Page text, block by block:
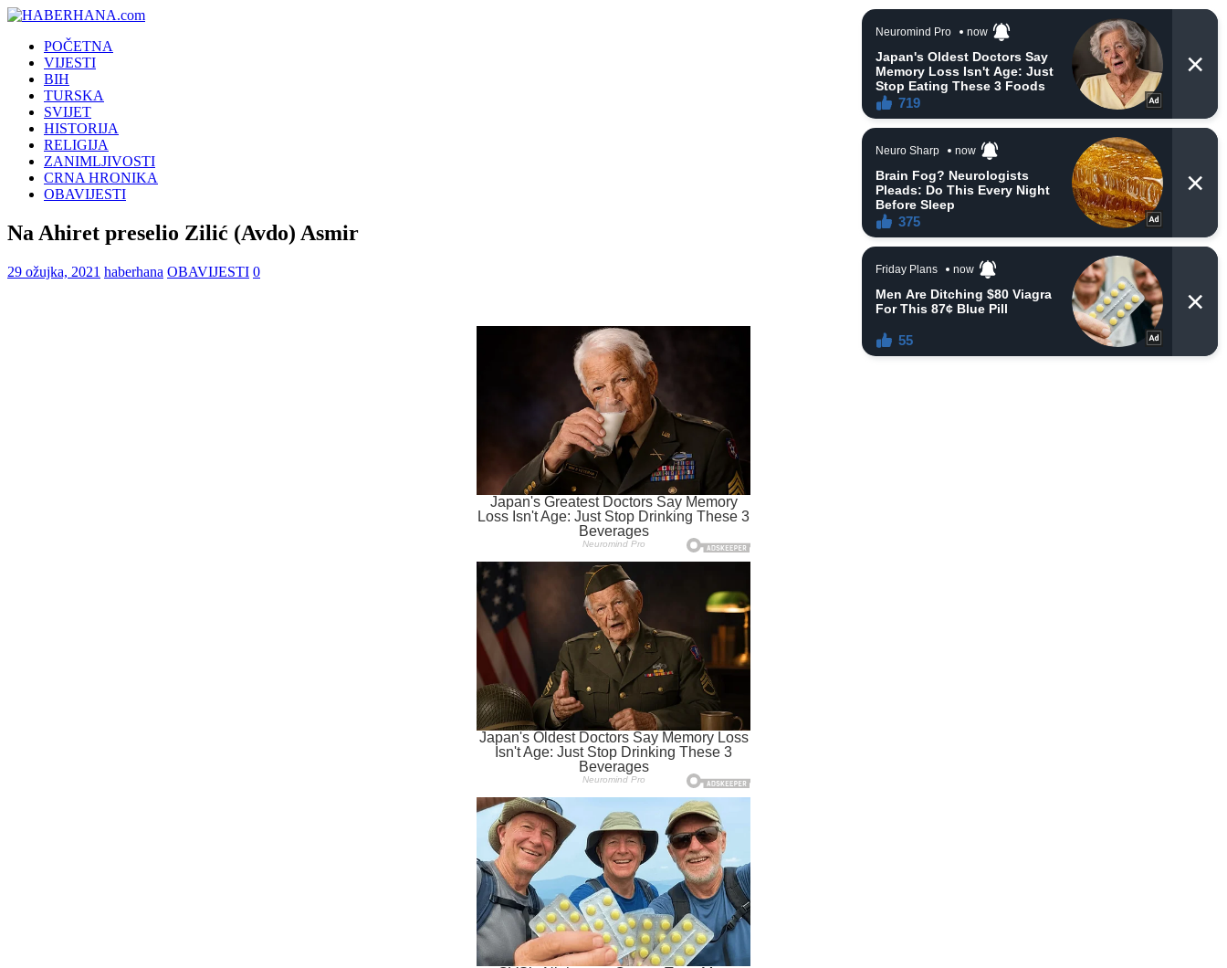
POČETNA
VIJESTI
BIH
TURSKA
SVIJET
HISTORIJA
RELIGIJA
ZANIMLJIVOSTI
CRNA HRONIKA
OBAVIJESTI
Na Ahiret preselio Zilić (Avdo) Asmir
29 ožujka, 2021 haberhana OBAVIJESTI 0